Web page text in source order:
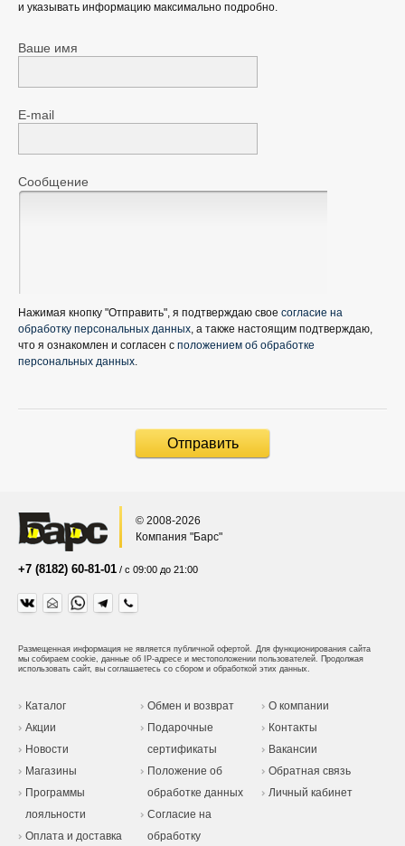
и указывать информацию максимально подробно.
Ваше имя
E-mail
Сообщение
Нажимая кнопку "Отправить", я подтверждаю свое согласие на
обработку персональных данных, а также настоящим подтверждаю,
что я ознакомлен и согласен с положением об обработке
персональных данных.
© 2008-2026
Компания "Барс"
+7 (8182) 60-81-01 / с 09:00 до 21:00
Размещенная информация не является публичной офертой. Для функционирования сайта
мы собираем cookie, данные об IP-адресе и местоположении пользователей. Продолжая
использовать сайт, вы соглашаетесь со сбором и обработкой этих данных.
Каталог
Акции
Новости
Магазины
Программы
лояльности
Оплата и доставка
Обмен и возврат
Подарочные
сертификаты
Положение об
обработке данных
Согласие на
обработку
О компании
Контакты
Вакансии
Обратная связь
Личный кабинет